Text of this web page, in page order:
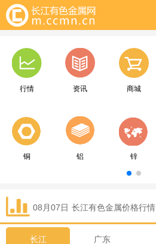
行情 资讯 商城
铜 铝 锌
08月07日 长江有色金属价格行情
长江 广东